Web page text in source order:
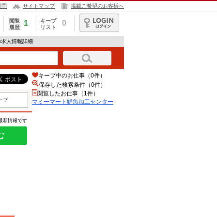
問 サイトマップ 掲載ご希望のお客様へ
閲覧
履歴
1
キープ
リスト
0
ログイン
人情報詳細
プ
新情報です
キープ中のお仕事（0件）
保存した検索条件（0件）
閲覧したお仕事（1件）
マミーマート鮮魚加工センター